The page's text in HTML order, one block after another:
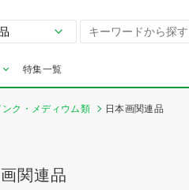
特集一覧
ンク・メディウム類 日本画関連品
関連品